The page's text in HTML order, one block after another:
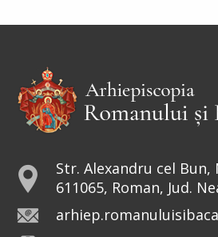
Str. Alexandru cel Bun,
611065, Roman, Jud.